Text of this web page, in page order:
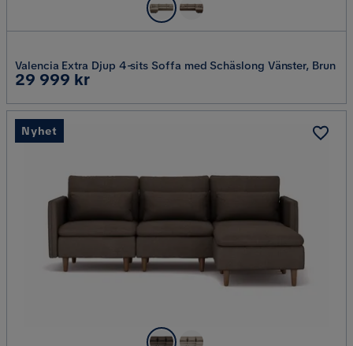
Valencia Extra Djup 4-sits Soffa med Schäslong Vänster, Brun
Pris
29 999 kr
Nyhet